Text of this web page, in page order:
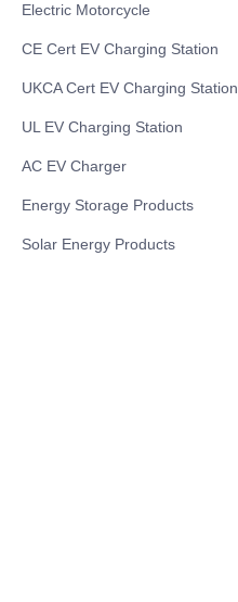
Electric Motorcycle
CE Cert EV Charging Station
UKCA Cert EV Charging Station
UL EV Charging Station
AC EV Charger
Energy Storage Products
Solar Energy Products